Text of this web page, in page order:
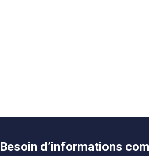
Besoin d’informations